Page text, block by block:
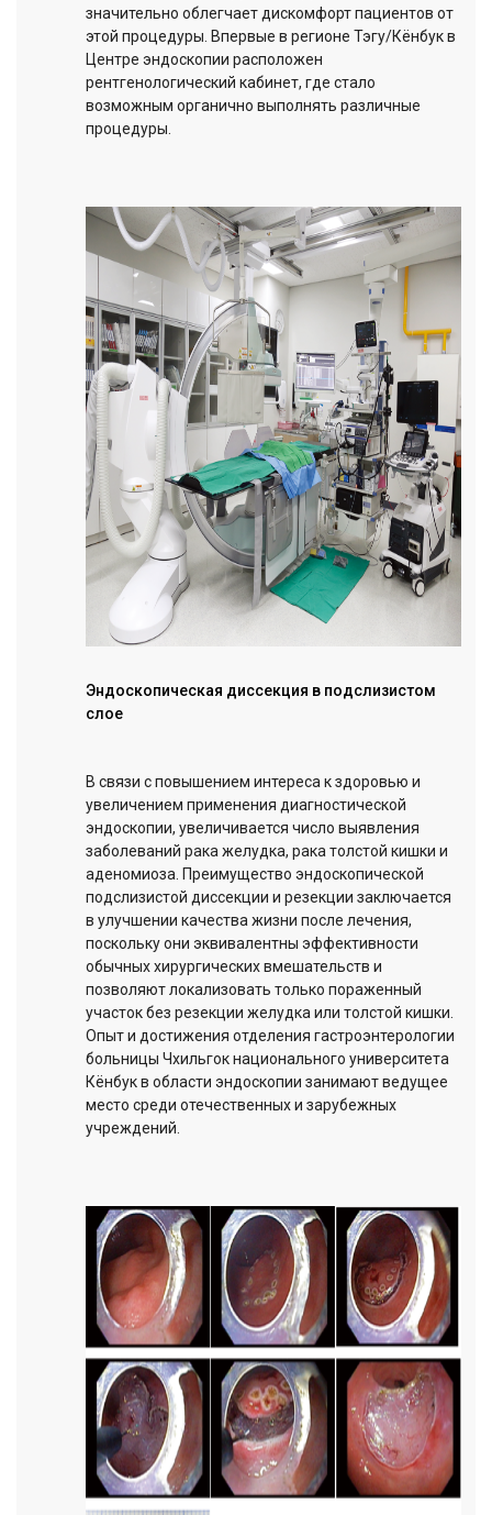
значительно облегчает дискомфорт пациентов от
этой процедуры. Впервые в регионе Тэгу/Кёнбук в
Центре эндоскопии расположен
рентгенологический кабинет, где стало
возможным органично выполнять различные
процедуры.
Эндоскопическая диссекция в подслизистом
слое
В связи с повышением интереса к здоровью и
увеличением применения диагностической
эндоскопии, увеличивается число выявления
заболеваний рака желудка, рака толстой кишки и
аденомиоза. Преимущество эндоскопической
подслизистой диссекции и резекции заключается
в улучшении качества жизни после лечения,
поскольку они эквивалентны эффективности
обычных хирургических вмешательств и
позволяют локализовать только пораженный
участок без резекции желудка или толстой кишки.
Опыт и достижения отделения гастроэнтерологии
больницы Чхильгок национального университета
Кёнбук в области эндоскопии занимают ведущее
место среди отечественных и зарубежных
учреждений.